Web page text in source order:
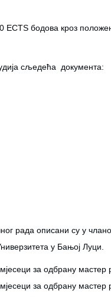
ECTS бодова кроз
сљедећа документа:
рада описани су у
у Бањој Луци.
за одбрану
за одбрану мастер